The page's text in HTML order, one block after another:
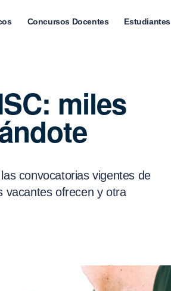
Concursos Docentes Estudiantes
miles
convocatorias vigentes de
vacantes ofrecen y otra